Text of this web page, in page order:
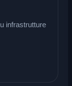
infrastrutture